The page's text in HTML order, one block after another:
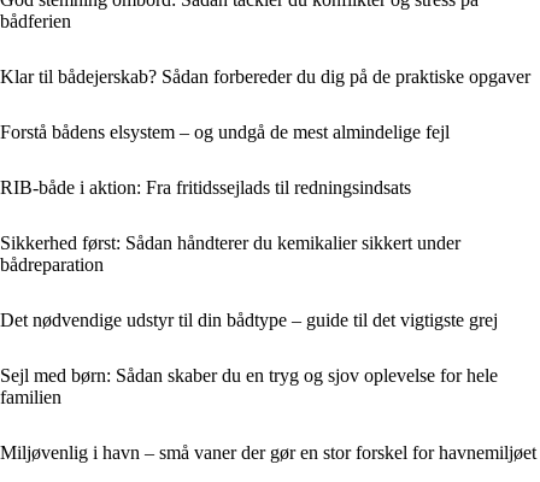
bådferien
Klar til bådejerskab? Sådan forbereder du dig på de praktiske opgaver
Forstå bådens elsystem – og undgå de mest almindelige fejl
RIB-både i aktion: Fra fritidssejlads til redningsindsats
Sikkerhed først: Sådan håndterer du kemikalier sikkert under
bådreparation
Det nødvendige udstyr til din bådtype – guide til det vigtigste grej
Sejl med børn: Sådan skaber du en tryg og sjov oplevelse for hele
familien
Miljøvenlig i havn – små vaner der gør en stor forskel for havnemiljøet